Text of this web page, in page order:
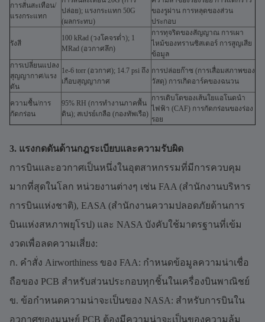
การสั่นสะเทือน/
แรงกระแทก
ปล่อย); แรงกระแทก 50G
(ผลกระทบ)
ของรูผ่าน การหลุดของส่วน
ประกอบ
รังสี
100 kRad (วงโคจรต่ำ); 1
MRad (อวกาศลึก)
การทุจริตของสัญญาณ การเผา
ไหม้ของทรานซิสเตอร์ การสูญเสีย
ข้อมูล
การเปลี่ยนแปลง
สุญญากาศ/แรง
ดัน
1e-6 torr (อวกาศ); 14.7 psi ถึง
เกือบสุญญากาศ
การปล่อยก๊าซ (การเสื่อมสภาพของ
วัสดุ) การเกิดอาร์คของฉนวน
ความชื้น/การ
กัดกร่อน
95% RH (การทำงานภาคพื้น
ดิน); สเปรย์เกลือ (กองทัพเรือ)
การเติบโตของเส้นใยแอโนดนำ
ไฟฟ้า (CAF) การกัดกร่อนของร่อง
รอย
3. แรงกดดันด้านกฎระเบียบและความรับผิด
การบินและอวกาศเป็นหนึ่งในอุตสาหกรรมที่มีการควบคุม
มากที่สุดในโลก หน่วยงานต่างๆ เช่น FAA (สำนักงานบริหาร
การบินแห่งชาติ), EASA (สำนักงานความปลอดภัยด้านการ
บินแห่งสหภาพยุโรป) และ NASA บังคับใช้มาตรฐานที่เข้ม
งวดเพื่อลดความเสี่ยง:
ก. คำสั่ง Airworthiness ของ FAA: กำหนดข้อมูลความน่าเชื่อ
ถือของ PCB สำหรับส่วนประกอบทุกชิ้นในเครื่องบินพาณิชย์
ข. ข้อกำหนดความน่าจะเป็นของ NASA: สำหรับการบินใน
อวกาศของมนุษย์ PCB ต้องมีความน่าจะเป็นของความล้ม